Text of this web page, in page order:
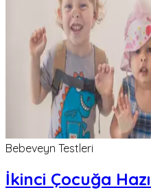
Bebeveyn Testleri
İkinci Çocuğa Hazır